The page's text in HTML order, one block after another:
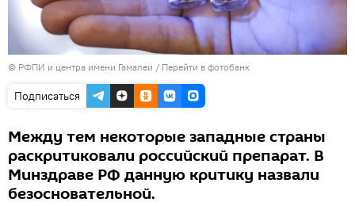
© РФПИ и центра имени Гамалеи / Перейти в фотобанк
Подписаться
Между тем некоторые западные страны
раскритиковали российский препарат. В
Минздраве РФ данную критику назвали
безосновательной.